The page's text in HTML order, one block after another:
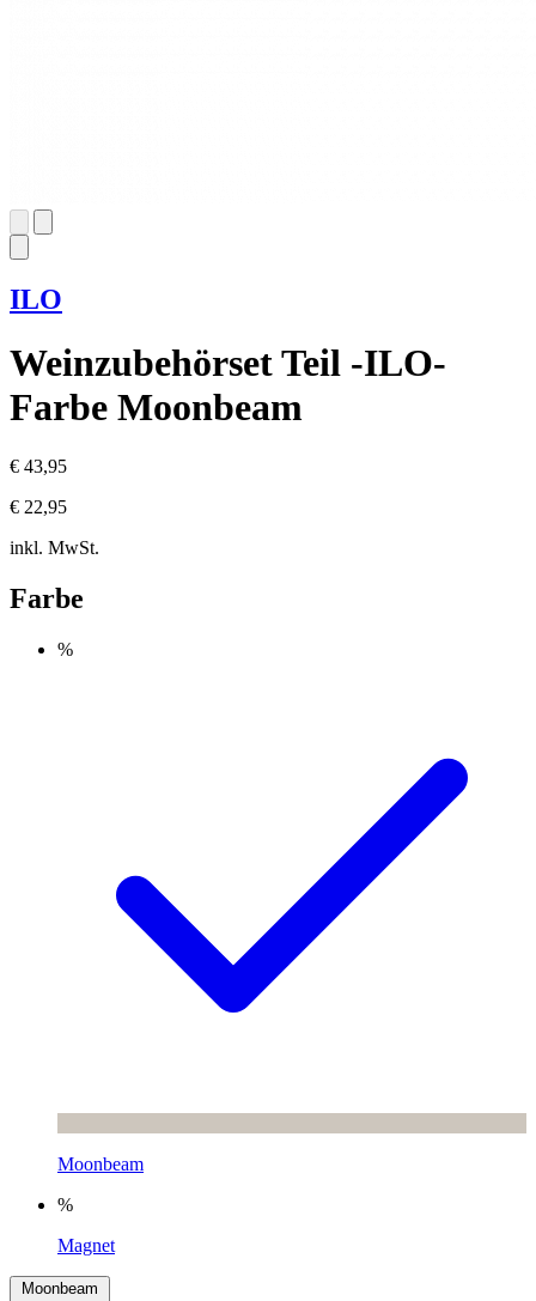
ILO
Weinzubehörset Teil -ILO-
Farbe Moonbeam
€ 43,95
€ 22,95
inkl. MwSt.
Farbe
%
Moonbeam
%
Magnet
Moonbeam